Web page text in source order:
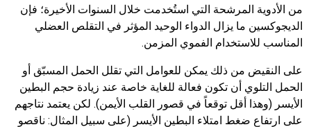
من الأدوية المرشحة التي استُخدمت خلال السنوات الأخيرة؛ فإن
الديجوكسين ما يزال الدواء الوحيد المؤثر في التقلص العضلي
المناسب للاستخدام الفموي المزمن.
على النقيض من ذلك يمكن للعوامل التي تقلل الحمل المسبّق أو
الحمل التلوي أن تكون فعالة للغاية خاصة عند زيادة حجم البطين
الأيسر (وهذا أقل توقعاً في قصور القلب الأيمن). لكن يعتمد نتاجهم
على ارتفاع ضغط امتلاء البطين الأيسر (على سبيل المثال: ناقصو